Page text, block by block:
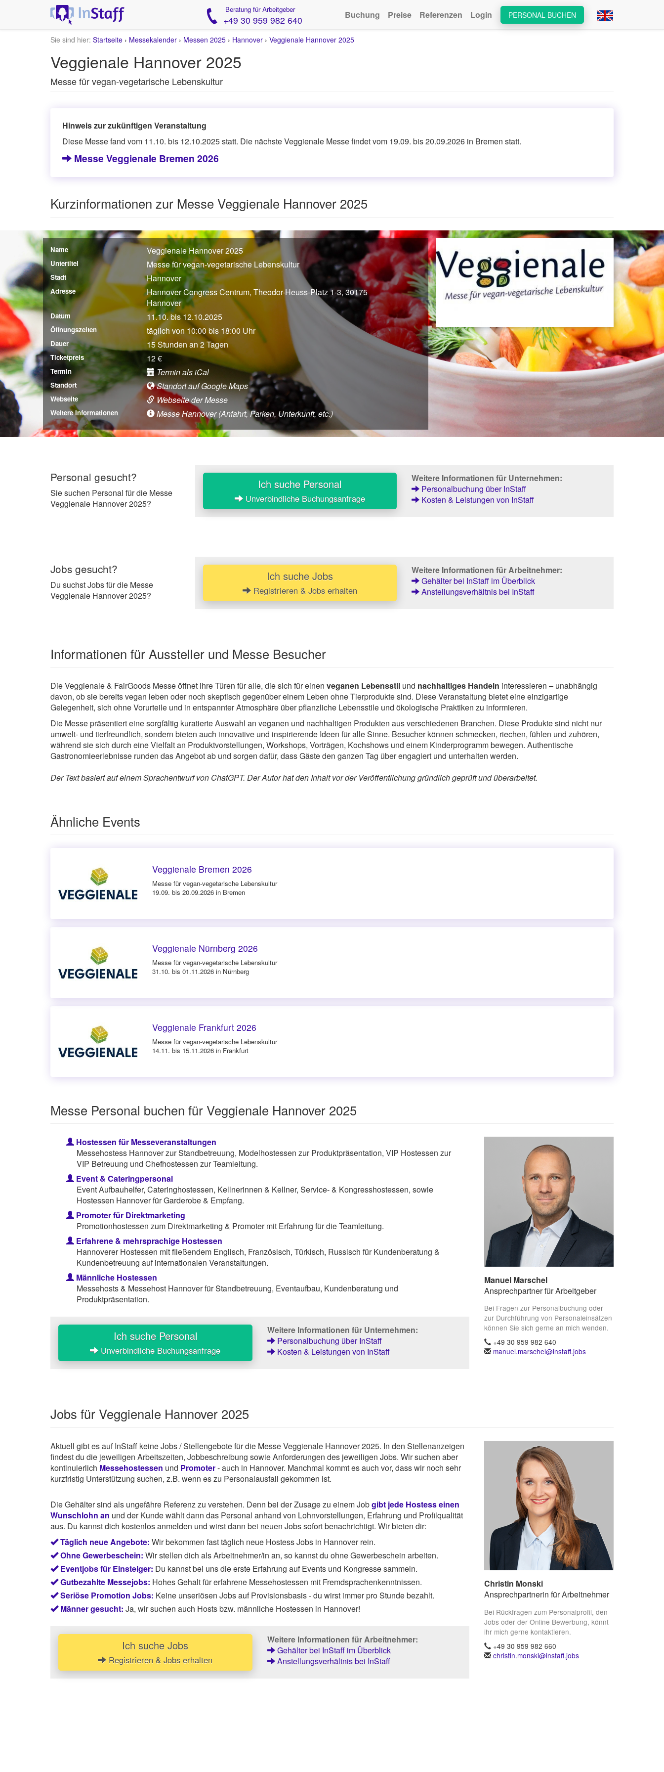
Beratung für Arbeitgeber
+49 30 959 982 640 PERSONAL BUCHEN
Buchung Preise Referenzen Login
Sie sind hier: Startseite › Messekalender › Messen 2025 › Hannover › Veggienale Hannover 2025
Veggienale Hannover 2025
Messe für vegan-vegetarische Lebenskultur
Hinweis zur zukünftigen Veranstaltung
Diese Messe fand vom 11.10. bis 12.10.2025 statt. Die nächste Veggienale Messe findet vom 19.09. bis 20.09.2026 in Bremen statt.
Messe Veggienale Bremen 2026
Kurzinformationen zur Messe Veggienale Hannover 2025
Name Veggienale Hannover 2025
Untertitel Messe für vegan-vegetarische Lebenskultur
Stadt Hannover
Adresse
Hannover Congress Centrum, Theodor-Heuss-Platz 1-3, 30175
Hannover
Datum 11.10. bis 12.10.2025
Öffnungszeiten täglich von 10:00 bis 18:00 Uhr
Dauer 15 Stunden an 2 Tagen
Ticketpreis 12 €
Termin Termin als iCal
Standort Standort auf Google Maps
Webseite Webseite der Messe
Weitere Informationen Messe Hannover (Anfahrt, Parken, Unterkunft, etc.)
Personal gesucht?
Sie suchen Personal für die Messe
Veggienale Hannover 2025?
Ich suche Personal
Unverbindliche Buchungsanfrage
Weitere Informationen für Unternehmen:
Personalbuchung über InStaff
Kosten & Leistungen von InStaff
Jobs gesucht?
Du suchst Jobs für die Messe
Veggienale Hannover 2025?
Ich suche Jobs
Registrieren & Jobs erhalten
Weitere Informationen für Arbeitnehmer:
Gehälter bei InStaff im Überblick
Anstellungsverhältnis bei InStaff
Informationen für Aussteller und Messe Besucher
Die Veggienale & FairGoods Messe öffnet ihre Türen für alle, die sich für einen veganen Lebensstil und nachhaltiges Handeln interessieren – unabhängig
davon, ob sie bereits vegan leben oder noch skeptisch gegenüber einem Leben ohne Tierprodukte sind. Diese Veranstaltung bietet eine einzigartige
Gelegenheit, sich ohne Vorurteile und in entspannter Atmosphäre über pflanzliche Lebensstile und ökologische Praktiken zu informieren.
Die Messe präsentiert eine sorgfältig kuratierte Auswahl an veganen und nachhaltigen Produkten aus verschiedenen Branchen. Diese Produkte sind nicht nur
umwelt- und tierfreundlich, sondern bieten auch innovative und inspirierende Ideen für alle Sinne. Besucher können schmecken, riechen, fühlen und zuhören,
während sie sich durch eine Vielfalt an Produktvorstellungen, Workshops, Vorträgen, Kochshows und einem Kinderprogramm bewegen. Authentische
Gastronomieerlebnisse runden das Angebot ab und sorgen dafür, dass Gäste den ganzen Tag über engagiert und unterhalten werden.
Der Text basiert auf einem Sprachentwurf von ChatGPT. Der Autor hat den Inhalt vor der Veröffentlichung gründlich geprüft und überarbeitet.
Ähnliche Events
Veggienale Bremen 2026
Messe für vegan-vegetarische Lebenskultur
19.09. bis 20.09.2026 in Bremen
Veggienale Nürnberg 2026
Messe für vegan-vegetarische Lebenskultur
31.10. bis 01.11.2026 in Nürnberg
Veggienale Frankfurt 2026
Messe für vegan-vegetarische Lebenskultur
14.11. bis 15.11.2026 in Frankfurt
Messe Personal buchen für Veggienale Hannover 2025
Hostessen für Messeveranstaltungen
Messehostess Hannover zur Standbetreuung, Modelhostessen zur Produktpräsentation, VIP Hostessen zur
VIP Betreuung und Chefhostessen zur Teamleitung.
Event & Cateringpersonal
Event Aufbauhelfer, Cateringhostessen, Kellnerinnen & Kellner, Service- & Kongresshostessen, sowie
Hostessen Hannover für Garderobe & Empfang.
Promoter für Direktmarketing
Promotionhostessen zum Direktmarketing & Promoter mit Erfahrung für die Teamleitung.
Erfahrene & mehrsprachige Hostessen
Hannoverer Hostessen mit fließendem Englisch, Französisch, Türkisch, Russisch für Kundenberatung &
Kundenbetreuung auf internationalen Veranstaltungen.
Männliche Hostessen
Messehosts & Messehost Hannover für Standbetreuung, Eventaufbau, Kundenberatung und
Produktpräsentation.
Ich suche Personal
Unverbindliche Buchungsanfrage
Weitere Informationen für Unternehmen:
Personalbuchung über InStaff
Kosten & Leistungen von InStaff
Manuel Marschel
Ansprechpartner für Arbeitgeber
Bei Fragen zur Personalbuchung oder
zur Durchführung von Personaleinsätzen
können Sie sich gerne an mich wenden.
+49 30 959 982 640
manuel.marschel@instaff.jobs
Jobs für Veggienale Hannover 2025
Aktuell gibt es auf InStaff keine Jobs / Stellengebote für die Messe Veggienale Hannover 2025. In den Stellenanzeigen
findest du die jeweiligen Arbeitszeiten, Jobbeschreibung sowie Anforderungen des jeweiligen Jobs. Wir suchen aber
kontinuierlich Messehostessen und Promoter- auch in Hannover. Manchmal kommt es auch vor, dass wir noch sehr
kurzfristig Unterstützung suchen, z.B. wenn es zu Personalausfall gekommen ist.
Die Gehälter sind als ungefähre Referenz zu verstehen. Denn bei der Zusage zu einem Jobgibt jede Hostess einen
Wunschlohn an und der Kunde wählt dann das Personal anhand von Lohnvorstellungen, Erfahrung und Profilqualität
aus. Du kannst dich kostenlos anmelden und wirst dann bei neuen Jobs sofort benachrichtigt. Wir bieten dir:
Täglich neue Angebote: Wir bekommen fast täglich neue Hostess Jobs in Hannover rein.
Ohne Gewerbeschein: Wir stellen dich als Arbeitnehmer/in an, so kannst du ohne Gewerbeschein arbeiten.
Eventjobs für Einsteiger: Du kannst bei uns die erste Erfahrung auf Events und Kongresse sammeln.
Gutbezahlte Messejobs: Hohes Gehalt für erfahrene Messehostessen mit Fremdsprachenkenntnissen.
Seriöse Promotion Jobs: Keine unseriösen Jobs auf Provisionsbasis - du wirst immer pro Stunde bezahlt.
Männer gesucht: Ja, wir suchen auch Hosts bzw. männliche Hostessen in Hannover!
Ich suche Jobs
Registrieren & Jobs erhalten
Weitere Informationen für Arbeitnehmer:
Gehälter bei InStaff im Überblick
Anstellungsverhältnis bei InStaff
Christin Monski
Ansprechpartnerin für Arbeitnehmer
Bei Rückfragen zum Personalprofil, den
Jobs oder der Online Bewerbung, könnt
ihr mich gerne kontaktieren.
+49 30 959 982 660
christin.monski@instaff.jobs